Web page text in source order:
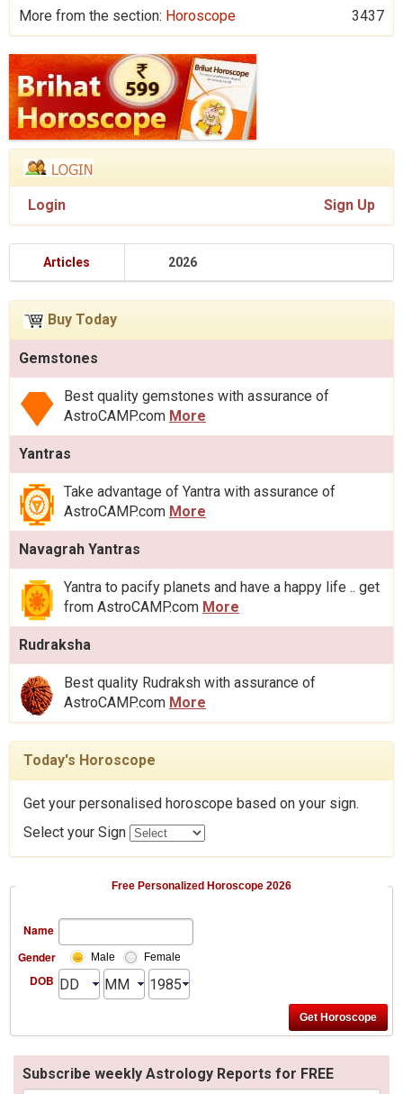
More from the section: Horoscope 3437
Login Sign Up
Articles 2026
Buy Today
Gemstones
Best quality gemstones with assurance of
AstroCAMP.com More
Yantras
Take advantage of Yantra with assurance of
AstroCAMP.com More
Navagrah Yantras
Yantra to pacify planets and have a happy life .. get
from AstroCAMP.com More
Rudraksha
Best quality Rudraksh with assurance of
AstroCAMP.com More
Today's Horoscope
Get your personalised horoscope based on your sign.
Select your Sign
Free Personalized Horoscope 2026
Name
Gender
Male Female
DOB
Subscribe weekly Astrology Reports for FREE